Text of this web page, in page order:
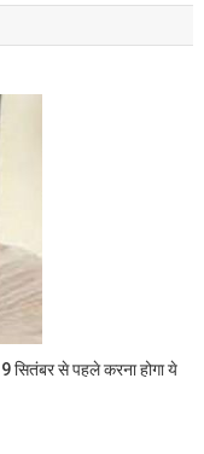
सितंबर से पहले करना होगा ये